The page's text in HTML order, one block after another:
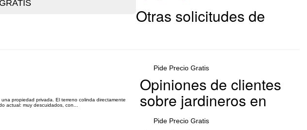
Otras solicitudes de
propiedad privada. El terreno colinda directamente
actual: muy descuidados, con...
Pide Precio Gratis
Pide Precio Gratis
Opiniones de clientes
sobre jardineros en